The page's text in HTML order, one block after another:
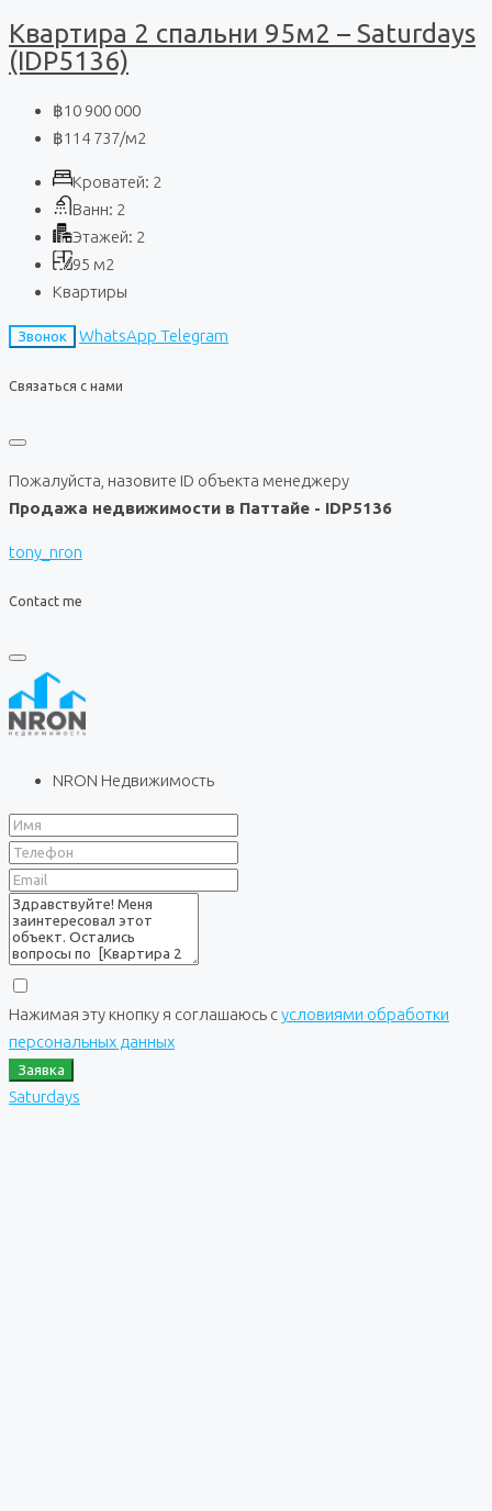
Квартира 2 спальни 95м2 – Saturdays
(IDP5136)
฿10 900 000
฿114 737/м2
Кроватей: 2
Ванн: 2
Этажей: 2
95 м2
Квартиры
Звонок WhatsApp Telegram
Связаться с нами
Пожалуйста, назовите ID объекта менеджеру
Продажа недвижимости в Паттайе - IDP5136
tony_nron
Contact me
NRON Недвижимость
Нажимая эту кнопку я соглашаюсь сусловиями обработки
персональных данных
Заявка
Saturdays